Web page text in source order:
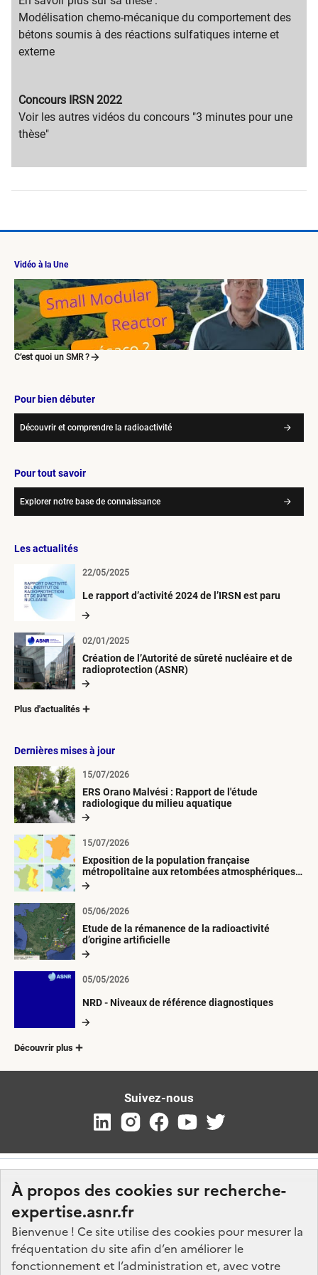
À propos des cookies sur recherche-
expertise.asnr.fr
Bienvenue ! Ce site utilise des cookies pour mesurer la
fréquentation du site afin d’en améliorer le
fonctionnement et l’administration et, avec votre
title
content
text
Modélisation chemo-mécanique du comportement des
bétons soumis à des réactions sulfatiques interne et
externe
Migration
content
title
Concours IRSN 2022
Migration
content
​Voir les a​utres vidéos du concours​ "3 minutes pour une
thèse"
Vidéo à la Une
C’est quoi un SMR ?
Pour bien débuter
Découvrir et comprendre la radioactivité
Pour tout savoir
Explorer notre base de connaissance
Les actualités
Le rapport d’activité 2024 de l’IRSN est paru
22/05/2025
Création de l’Autorité de sûreté nucléaire et de
radioprotection (ASNR)
02/01/2025
Plus d'actualités
Dernières mises à jour
ERS Orano Malvési : Rapport de l'étude
radiologique du milieu aquatique
15/07/2026
Exposition de la population française
métropolitaine aux retombées atmosphériques
radioactives depuis 1945
15/07/2026
Etude de la rémanence de la radioactivité
d’origine artificielle
05/06/2026
NRD - Niveaux de référence diagnostiques
05/05/2026
Découvrir plus
Suivez-nous
Nos marchés